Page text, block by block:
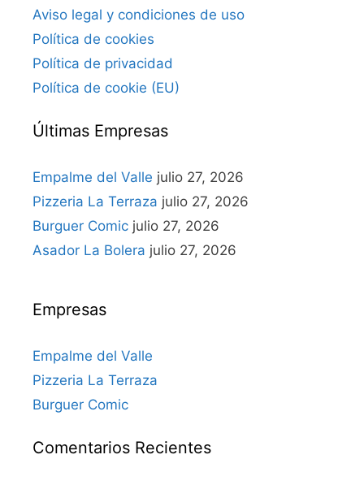
Aviso legal y condiciones de uso
Política de cookies
Política de privacidad
Política de cookie (EU)
Últimas Empresas
Empalme del Valle julio 27, 2026
Pizzeria La Terraza julio 27, 2026
Burguer Comic julio 27, 2026
Asador La Bolera julio 27, 2026
Empresas
Empalme del Valle
Pizzeria La Terraza
Burguer Comic
Comentarios Recientes